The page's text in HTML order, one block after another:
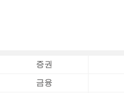
증권
금융